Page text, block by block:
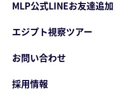
MLP公式LINEお友達追加
エジプト視察ツアー
お問い合わせ
採用情報